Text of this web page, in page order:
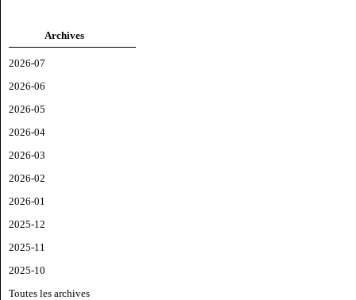
Archives
2026-07
2026-06
2026-05
2026-04
2026-03
2026-02
2026-01
2025-12
2025-11
2025-10
Toutes les archives